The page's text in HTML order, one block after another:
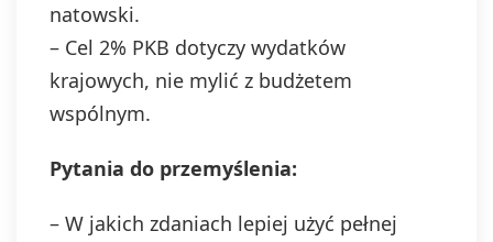
natowski.
– Cel 2% PKB dotyczy wydatków
krajowych, nie mylić z budżetem
wspólnym.
Pytania do przemyślenia:
– W jakich zdaniach lepiej użyć pełnej